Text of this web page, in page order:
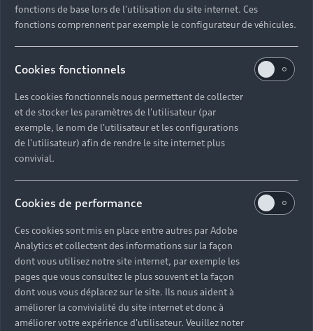
fonctions de base lors de l'utilisation du site internet. Ces
fonctions comprennent par exemple le configurateur de véhicules.
Cookies fonctionnels
Les cookies fonctionnels nous permettent de collecter
et de stocker les paramètres de l'utilisateur (par
exemple, le nom de l'utilisateur et les configurations
de l'utilisateur) afin de rendre le site internet plus
convivial.
Cookies de performance
Ces cookies sont mis en place entre autres par Adobe
Analytics et collectent des informations sur la façon
dont vous utilisez notre site internet, par exemple les
pages que vous consultez le plus souvent et la façon
dont vous vous déplacez sur le site. Ils nous aident à
améliorer la convivialité du site internet et donc à
améliorer votre expérience d'utilisateur. Veuillez noter